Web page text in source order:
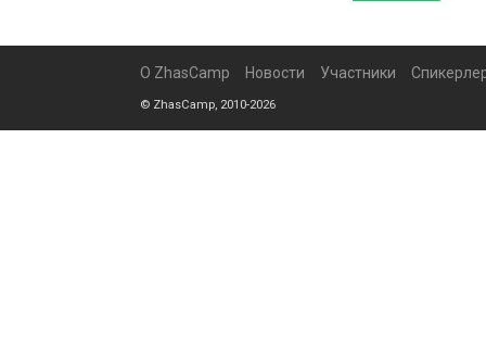
О ZhasCamp Новости Участники
© ZhasCamp, 2010-2026